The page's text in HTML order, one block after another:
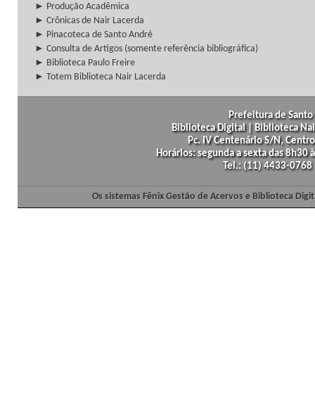
► Produção Acadêmica
► Crônicas de Nair Lacerda
► Pinacoteca de Santo André
► Consulta de Artigos (somente referência bibliográfica)
► Biblioteca Paulo Freire
► Totem Biblioteca Nair Lacerda
Prefeitura de
Biblioteca Digital | Biblioteca
Pc. IV Centenário S/N,
Horários: segunda a sexta das
Tel.: (11) 4433-
Os sistemas Fênix Gestão de Acervos e Biblioteca